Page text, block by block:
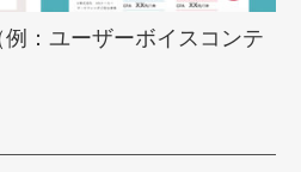
：ユーザーボイスコンテ